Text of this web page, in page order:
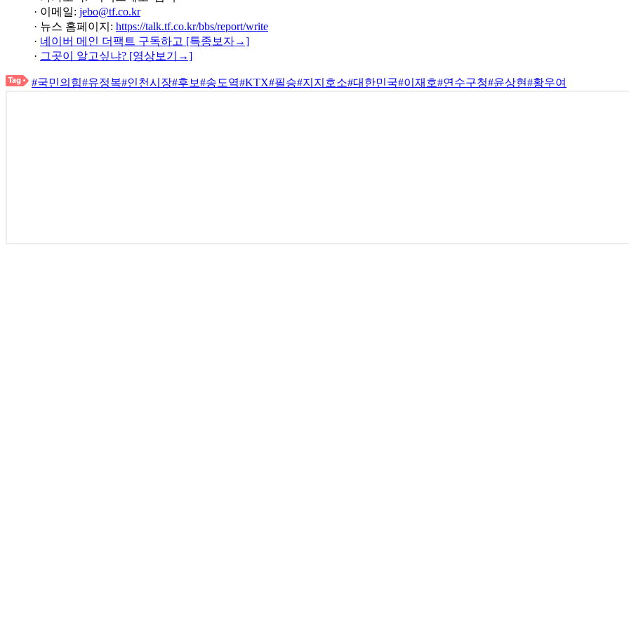
· 이메일: jebo@tf.co.kr
· 뉴스 홈페이지: https://talk.tf.co.kr/bbs/report/write
· 네이버 메인 더팩트 구독하고 [특종보자→]
· 그곳이 알고싶냐? [영상보기→]
#국민의힘#유정복#인천시장#후보#송도역#KTX#필승#지지호소#대한민국#이재호#연수구청#윤상현#황우여